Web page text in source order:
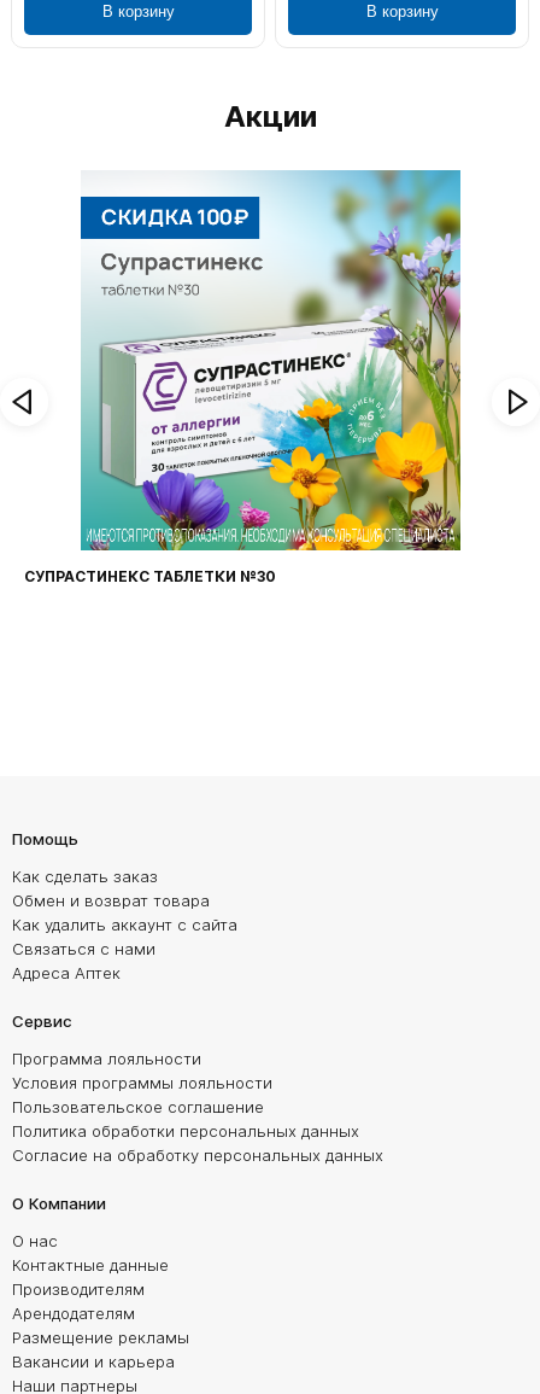
В корзину В корзину
Акции
СУПРАСТИНЕКС ТАБЛЕТКИ №30
Помощь
Как сделать заказ
Обмен и возврат товара
Как удалить аккаунт с сайта
Связаться с нами
Адреса Аптек
Сервис
Программа лояльности
Условия программы лояльности
Пользовательское соглашение
Политика обработки персональных данных
Согласие на обработку персональных данных
О Компании
О нас
Контактные данные
Производителям
Арендодателям
Размещение рекламы
Вакансии и карьера
Наши партнеры